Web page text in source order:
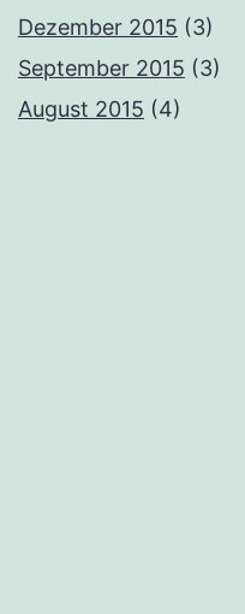
Dezember 2015 (3)
September 2015 (3)
August 2015 (4)